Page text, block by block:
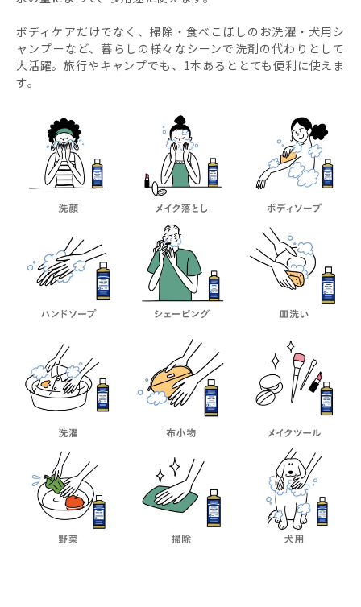
ボディケアだけでなく、掃除・食べこぼしのお洗濯・犬用シ
ャンプーなど、暮らしの様々なシーンで洗剤の代わりとして
大活躍。旅行やキャンプでも、1本あるととても便利に使えま
す。